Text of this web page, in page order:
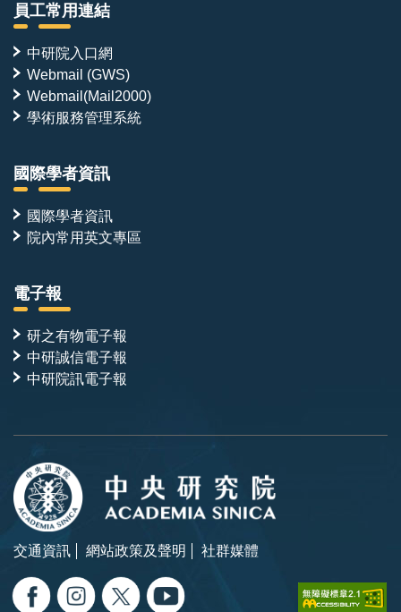
員工常用連結
中研院入口網
Webmail (GWS)
Webmail(Mail2000)
學術服務管理系統
國際學者資訊
國際學者資訊
院內常用英文專區
電子報
研之有物電子報
中研誠信電子報
中研院訊電子報
交通資訊 網站政策及聲明 社群媒體